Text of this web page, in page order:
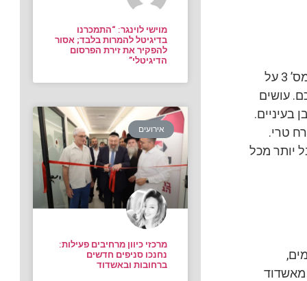
ההוא עם הזונגלא’ך בצידי הראש, ההוא עם הכיפה השמוטה לצידו, ההוא המתקרא מס’ 3 על
עושים
בעיניים.
טרי.
יותר מכל
מאשדוד
מוישי לוינגר: “התמכרנו
בדיגיטל להמרות בלבד; אסור
להפקיר את זירת הפרסום
הדיגיטלי”
אירועים
מרכזי כיוון מרחיבים פעילות:
נחנכו סניפים חדשים
ברחובות ובאשדוד